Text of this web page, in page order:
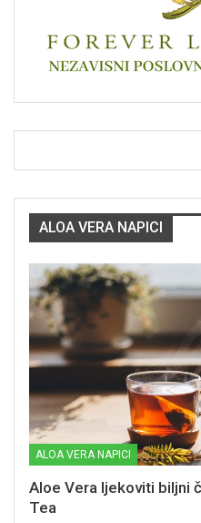
ALOA VERA NAPICI
ALOA VERA NAPICI
Aloe Vera ljekoviti biljni
Tea